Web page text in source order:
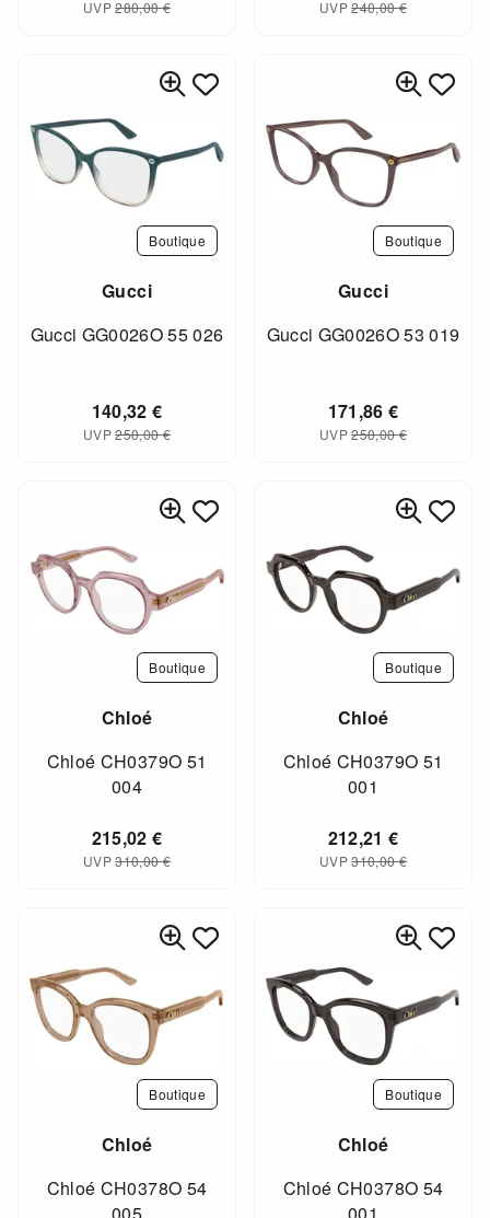
UVP280,00€ UVP240,00€
Boutique
Gucci
Gucci GG0026O 55 026
140,32€
UVP250,00€
Boutique
Gucci
Gucci GG0026O 53 019
171,86€
UVP250,00€
Boutique
Chloé
Chloé CH0379O 51
004
215,02€
UVP310,00€
Boutique
Chloé
Chloé CH0379O 51
001
212,21€
UVP310,00€
Boutique
Chloé
Chloé CH0378O 54
005
Boutique
Chloé
Chloé CH0378O 54
001